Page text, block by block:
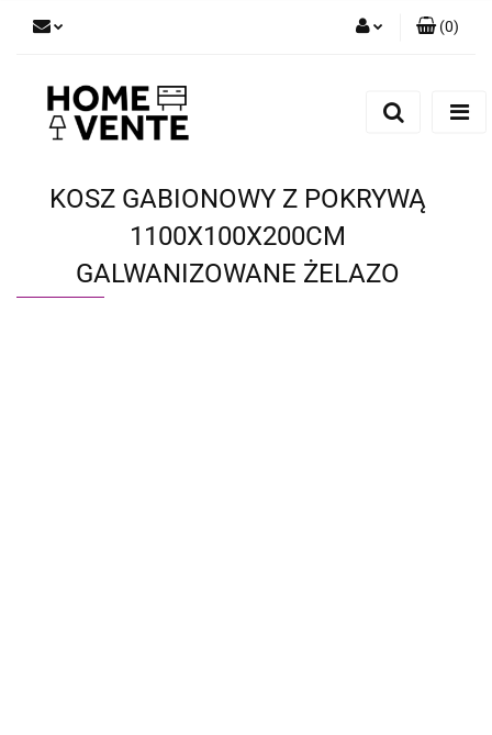
(0)
KOSZ GABIONOWY Z POKRYWĄ
1100X100X200CM
GALWANIZOWANE ŻELAZO